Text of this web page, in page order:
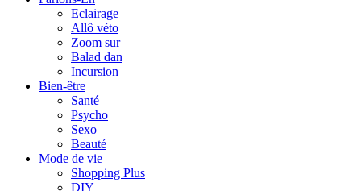
Eclairage
Allô véto
Zoom sur
Balad dan
Incursion
Bien-être
Santé
Psycho
Sexo
Beauté
Mode de vie
Shopping Plus
DIY